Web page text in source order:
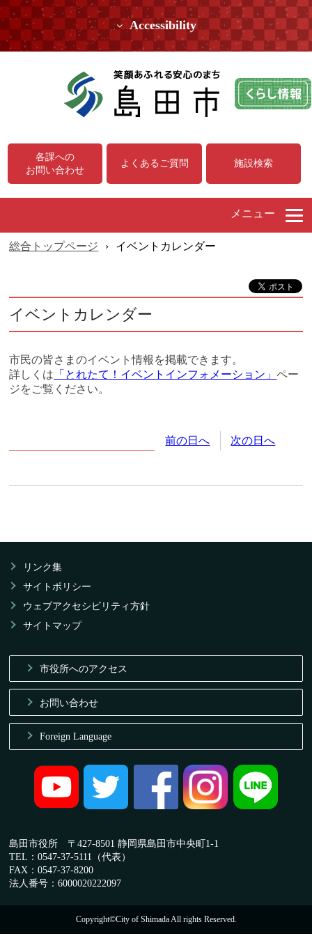
Accessibility
各課への
お問い合わせ
よくあるご質問 施設検索
メニュー
総合トップページ › イベントカレンダー
イベントカレンダー
市民の皆さまのイベント情報を掲載できます。
詳しくは 「とれたて！イベントインフォメーション」ペー
ジをご覧ください。
前の日へ 次の日へ
リンク集
サイトポリシー
ウェブアクセシビリティ方針
サイトマップ
市役所へのアクセス
お問い合わせ
Foreign Language
島田市役所 〒427-8501 静岡県島田市中央町1-1
TEL：0547-37-5111（代表）
FAX：0547-37-8200
法人番号：6000020222097
Copyright©City of Shimada All rights Reserved.